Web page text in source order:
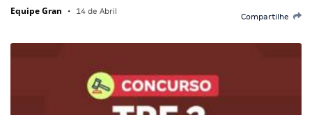
Equipe Gran • 14 de Abril
Compartilhe